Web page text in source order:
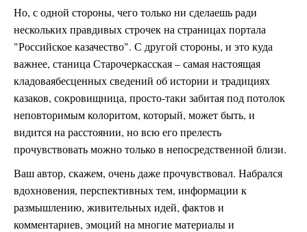
Но, с одной стороны, чего только ни сделаешь ради
нескольких правдивых строчек на страницах портала
"Российское казачество". С другой стороны, и это куда
важнее, станица Старочеркасская – самая настоящая
кладоваябесценных сведений об истории и традициях
казаков, сокровищница, просто-таки забитая под потолок
неповторимым колоритом, который, может быть, и
видится на расстоянии, но всю его прелесть
прочувствовать можно только в непосредственной близи.
Ваш автор, скажем, очень даже прочувствовал. Набрался
вдохновения, перспективных тем, информации к
размышлению, живительных идей, фактов и
комментариев, эмоций на многие материалы и